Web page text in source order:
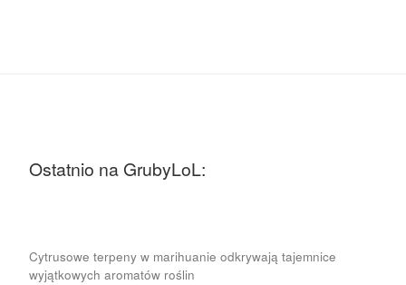
Ostatnio na GrubyLoL:
Cytrusowe terpeny w marihuanie odkrywają tajemnice
wyjątkowych aromatów roślin